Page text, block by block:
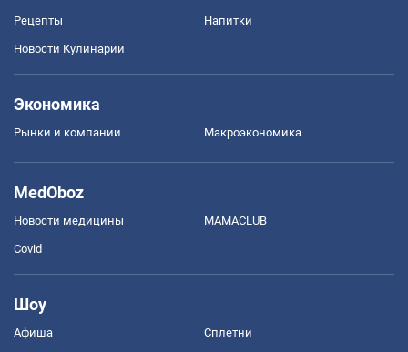
Рецепты Напитки
Новости Кулинарии
Экономика
Рынки и компании Mакроэкономика
MedOboz
Новости медицины MAMACLUB
Covid
Шоу
Афиша Сплетни